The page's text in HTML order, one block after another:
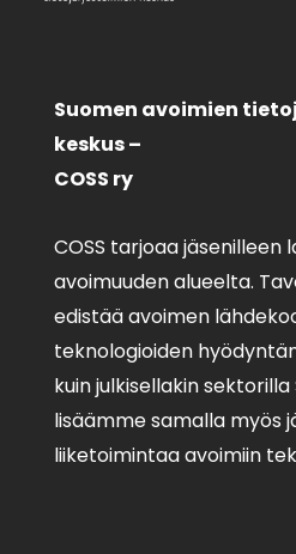
Suomen avoimien
keskus –
COSS ry
COSS tarjoaa jäsenilleen
avoimuuden alueelta.
edistää avoimen
teknologioiden
kuin julkisellakin
lisäämme samalla myös
liiketoimintaa avoimiin